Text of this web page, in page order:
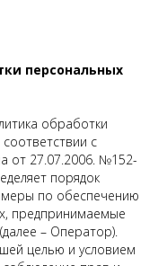
персональных
обработки
с
от 27.07.2006. №152-
порядок
по обеспечению
предпринимаемые
– Оператор).
целью и условием